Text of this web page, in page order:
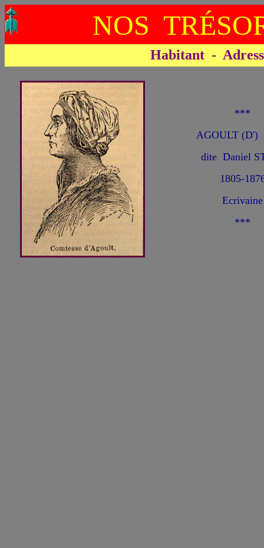
NOS
Habitant -
***
AGOULT (D')
dite Daniel
1805-
Ecrivaine
***